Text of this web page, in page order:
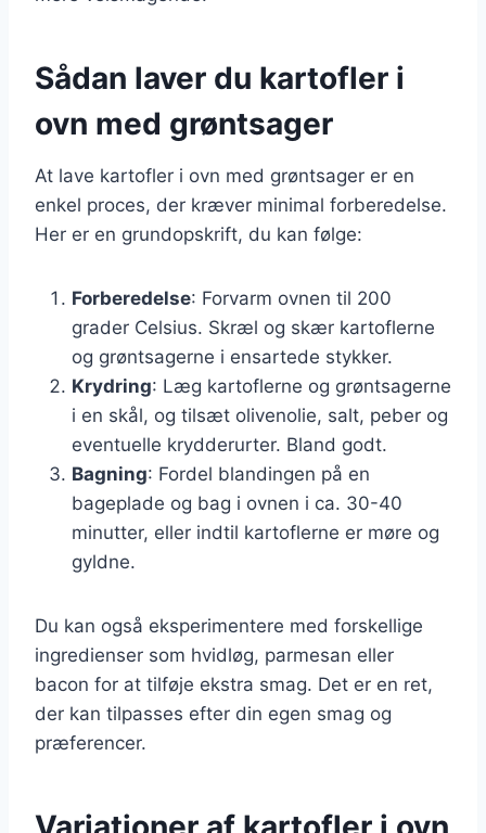
Sådan laver du kartofler i
ovn med grøntsager
At lave kartofler i ovn med grøntsager er en
enkel proces, der kræver minimal forberedelse.
Her er en grundopskrift, du kan følge:
Forberedelse: Forvarm ovnen til 200
grader Celsius. Skræl og skær kartoflerne
og grøntsagerne i ensartede stykker.
Krydring: Læg kartoflerne og grøntsagerne
i en skål, og tilsæt olivenolie, salt, peber og
eventuelle krydderurter. Bland godt.
Bagning: Fordel blandingen på en
bageplade og bag i ovnen i ca. 30-40
minutter, eller indtil kartoflerne er møre og
gyldne.
Du kan også eksperimentere med forskellige
ingredienser som hvidløg, parmesan eller
bacon for at tilføje ekstra smag. Det er en ret,
der kan tilpasses efter din egen smag og
præferencer.